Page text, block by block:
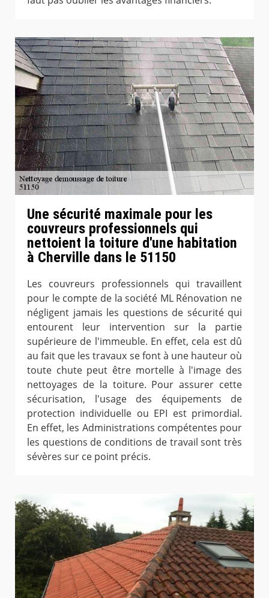
Une sécurité maximale pour les
couvreurs professionnels qui
nettoient la toiture d'une habitation
à Cherville dans le 51150
Les couvreurs professionnels qui travaillent
pour le compte de la société ML Rénovation ne
négligent jamais les questions de sécurité qui
entourent leur intervention sur la partie
supérieure de l'immeuble. En effet, cela est dû
au fait que les travaux se font à une hauteur où
toute chute peut être mortelle à l'image des
nettoyages de la toiture. Pour assurer cette
sécurisation, l'usage des équipements de
protection individuelle ou EPI est primordial.
En effet, les Administrations compétentes pour
les questions de conditions de travail sont très
sévères sur ce point précis.